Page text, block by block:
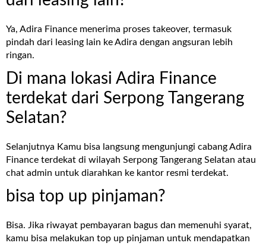
Ya, Adira Finance menerima proses takeover, termasuk
pindah dari leasing lain ke Adira dengan angsuran lebih
ringan.
Di mana lokasi Adira Finance
terdekat dari Serpong Tangerang
Selatan?
Selanjutnya Kamu bisa langsung mengunjungi cabangAdira
Finance terdekat di wilayah Serpong Tangerang Selatan atau
chat admin untuk diarahkan ke kantor resmi terdekat.
bisa top up pinjaman?
Bisa. Jika riwayat pembayaran bagus dan memenuhi syarat,
kamu bisa melakukan top up pinjaman untuk mendapatkan